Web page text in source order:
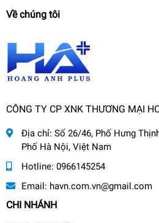
Về chúng tôi
CÔNG TY CP XNK THƯƠNG MẠI
Địa chỉ: Số 26/46, Phố Hưng
Phố Hà Nội, Việt Nam
Hotline: 0966145254
Email: havn.com.vn@gmail.com
CHI NHÁNH